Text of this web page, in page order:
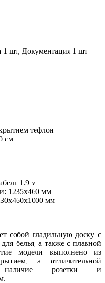
1 шт, Документация 1 шт
тефлон
см
1.9 м
1235х460 мм
мм
собой гладильную доску с
белья, а также с плавной
модели выполнено из
а отличительной
наличие розетки и